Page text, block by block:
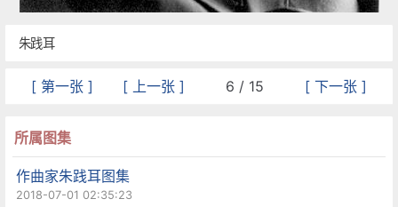
朱践耳
[ 第一张 ] [ 上一张 ] 6 / 15 [ 下一张 ]
所属图集
作曲家朱践耳图集
2018-07-01 02:35:23